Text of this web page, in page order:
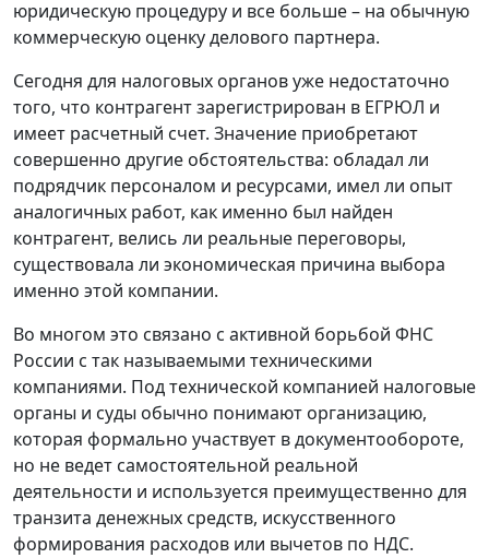
юридическую процедуру и все больше – на обычную
коммерческую оценку делового партнера.
Сегодня для налоговых органов уже недостаточно
того, что контрагент зарегистрирован в ЕГРЮЛ и
имеет расчетный счет. Значение приобретают
совершенно другие обстоятельства: обладал ли
подрядчик персоналом и ресурсами, имел ли опыт
аналогичных работ, как именно был найден
контрагент, велись ли реальные переговоры,
существовала ли экономическая причина выбора
именно этой компании.
Во многом это связано с активной борьбой ФНС
России с так называемыми техническими
компаниями. Под технической компанией налоговые
органы и суды обычно понимают организацию,
которая формально участвует в документообороте,
но не ведет самостоятельной реальной
деятельности и используется преимущественно для
транзита денежных средств, искусственного
формирования расходов или вычетов по НДС.